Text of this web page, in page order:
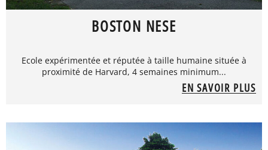
BOSTON NESE
Ecole expérimentée et réputée à taille humaine située à
proximité de Harvard, 4 semaines minimum...
EN SAVOIR PLUS